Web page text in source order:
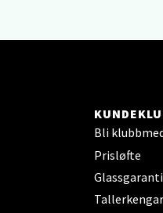
Bli
Prisløfte
Glassgaranti